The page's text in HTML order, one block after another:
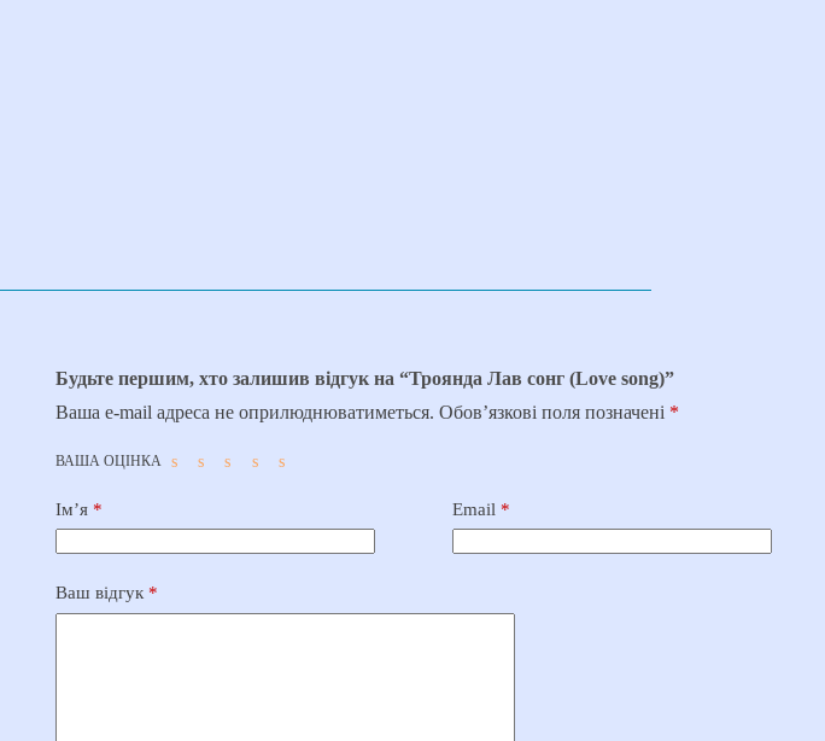
Будьте першим, хто залишив відгук на “Троянда Лав сонг (Love song)”
Ваша e-mail адреса не оприлюднюватиметься. Обов’язкові поля позначені *
ВАША ОЦІНКА
Ім’я* Email *
Ваш відгук *